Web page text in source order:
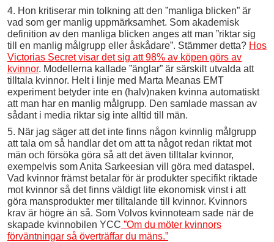
4. Hon kritiserar min tolkning att den ”manliga blicken” är
vad som ger manlig uppmärksamhet. Som akademisk
definition av den manliga blicken anges att man ”riktar sig
till en manlig målgrupp eller åskådare”. Stämmer detta? Hos
Victorias Secret visar det sig att 98% av köpen görs av
kvinnor. Modellerna kallade ”änglar” är särskilt utvalda att
tilltala kvinnor. Helt i linje med Marta Meanas EMT
experiment betyder inte en (halv)naken kvinna automatiskt
att man har en manlig målgrupp. Den samlade massan av
sådant i media riktar sig inte alltid till män.
5. När jag säger att det inte finns någon kvinnlig målgrupp
att tala om så handlar det om att ta något redan riktat mot
män och försöka göra så att det även tilltalar kvinnor,
exempelvis som Anita Sarkeesian vill göra med dataspel.
Vad kvinnor främst betalar för är produkter specifikt riktade
mot kvinnor så det finns väldigt lite ekonomisk vinst i att
göra mansprodukter mer tilltalande till kvinnor. Kvinnors
krav är högre än så. Som Volvos kvinnoteam sade när de
skapade kvinnobilen YCC ”Om du möter kvinnors
förväntningar så överträffar du mäns.”